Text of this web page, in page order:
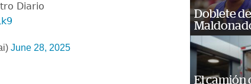
Diario
June 28, 2025
Doblete
El camión